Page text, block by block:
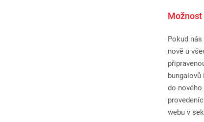
Pokud
nově u
do
webu v